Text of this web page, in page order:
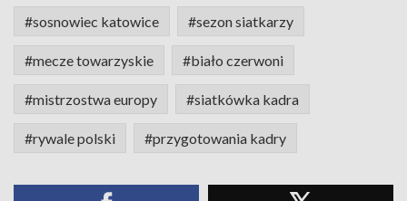
#sosnowiec katowice #sezon siatkarzy
#mecze towarzyskie #biało czerwoni
#mistrzostwa europy #siatkówka kadra
#rywale polski #przygotowania kadry